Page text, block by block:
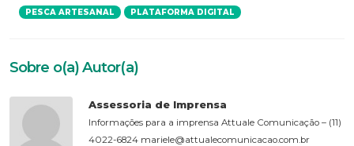
PESCA ARTESANAL PLATAFORMA DIGITAL
Sobre o(a) Autor(a)
Assessoria de Imprensa
Informações para a imprensa Attuale Comunicação – (11)
4022-6824 mariele@attualecomunicacao.com.br